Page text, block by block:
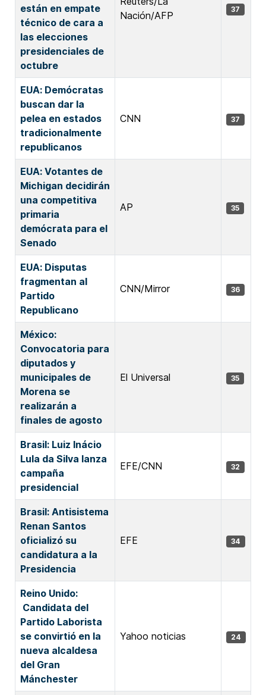
están en empate
técnico de cara a
las ‌elecciones
presidenciales de
octubre
Nación/AFP
37
EUA: Demócratas
buscan dar la
pelea en estados
tradicionalmente
republicanos
CNN 37
EUA: Votantes de
Michigan decidirán
una competitiva
primaria
demócrata para el
Senado
AP 35
EUA: Disputas
fragmentan al
Partido
Republicano
CNN/Mirror 36
México:
Convocatoria para
diputados y
municipales de
Morena se
realizarán a
finales de agosto
El Universal 35
Brasil: Luiz Inácio
Lula da Silva lanza
campaña
presidencial
EFE/CNN 32
Brasil: Antisistema
Renan Santos
oficializó su
candidatura a la
Presidencia
EFE 34
Reino Unido:
Candidata del
Partido Laborista
se convirtió en la
nueva alcaldesa
del Gran
Mánchester
Yahoo noticias 24